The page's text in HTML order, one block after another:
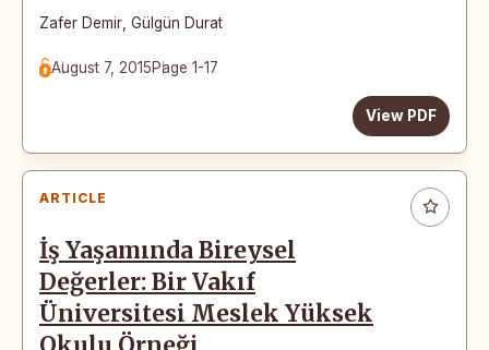
Zafer Demir Gülgün Durat
August 7, 2015Page 1-17
View PDF
ARTICLE
İş Yaşamında Bireysel
Değerler: Bir Vakıf
Üniversitesi Meslek Yüksek